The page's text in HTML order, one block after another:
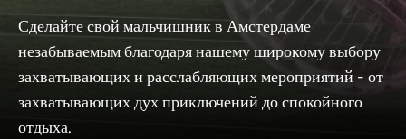
Сделайте свой мальчишник в Амстердаме
незабываемым благодаря нашему широкому выбору
захватывающих и расслабляющих мероприятий - от
захватывающих дух приключений до спокойного
отдыха.